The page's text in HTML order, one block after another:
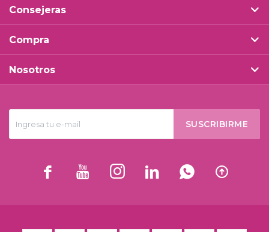
SUSCRIBIRME
     
Consejeras
Compra
Nosotros